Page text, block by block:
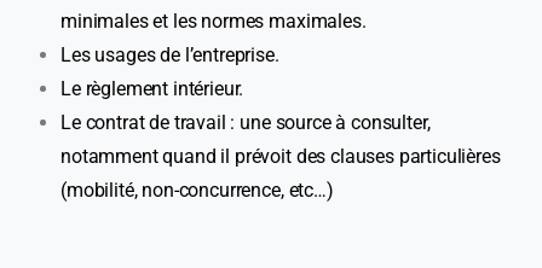
minimales et les normes maximales.
Les usages de l’entreprise.
Le règlement intérieur.
Le contrat de travail : une source à consulter,
notamment quand il prévoit des clauses particulières
(mobilité, non-concurrence, etc…)